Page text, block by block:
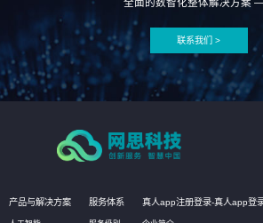
联系我们 >
产品与解决方案 服务体系 真人app注册登录-真人app登